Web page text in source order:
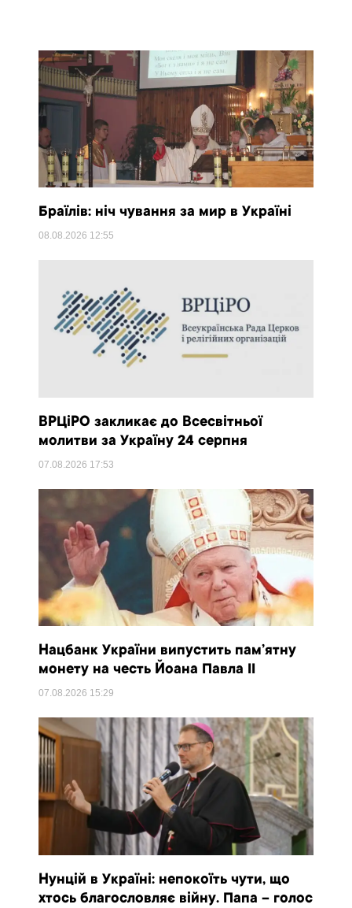
Браїлів: ніч чування за мир в Україні
08.08.2026 12:55
ВРЦіРО закликає до Всесвітньої
молитви за Україну 24 серпня
07.08.2026 17:53
Нацбанк України випустить пам’ятну
монету на честь Йоана Павла II
07.08.2026 15:29
Нунцій в Україні: непокоїть чути, що
хтось благословляє війну. Папа – голос